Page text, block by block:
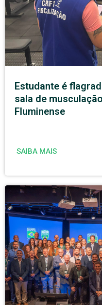
Estudante é
sala de
Fluminense
SAIBA MAIS